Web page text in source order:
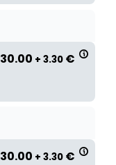
30.00 + 3.30 €
30.00 + 3.30 €